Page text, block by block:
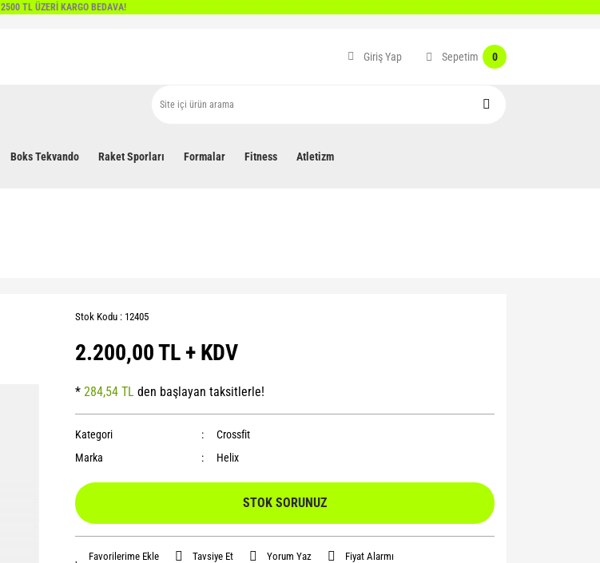
2500 TL ÜZERİ KARGO BEDAVA!
Giriş Yap Sepetim 0
Boks Tekvando Raket Sporları Formalar Fitness Atletizm
Stok Kodu : 12405
2.200,00 TL + KDV
* 284,54 TL den başlayan taksitlerle!
Kategori
Crossfit
Marka
Helix
STOK SORUNUZ
Tavsiye Et Yorum Yaz Fiyat Alarmı